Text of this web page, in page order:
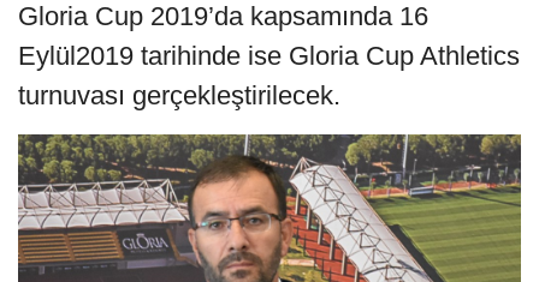
Gloria Cup 2019’da kapsamında 16
Eylül2019 tarihinde ise Gloria Cup Athletics
turnuvası gerçekleştirilecek.